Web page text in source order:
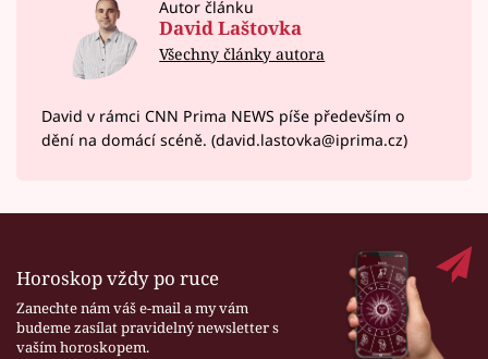
Autor článku
David Laštovka
Všechny články autora
David v rámci CNN Prima NEWS píše především o
dění na domácí scéně. (david.lastovka@iprima.cz)
Horoskop vždy po ruce
Zanechte nám váš e-mail a my vám
budeme zasílat pravidelný newsletter s
vaším horoskopem.